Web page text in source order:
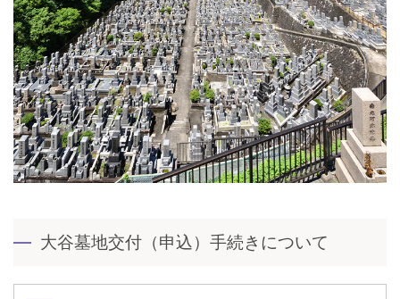
大谷墓地交付（申込）手続きについて